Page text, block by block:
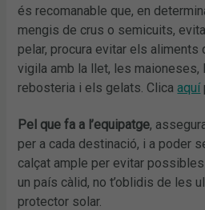
és recomanable que, en
mengis de crus o semicuits,
pelar, procura evitar els
vigila amb la llet, les maioneses,
rebosteria i els gelats. Clicaaquí
Pel que fa a l’equipatge,
per a cada destinació, i a poder
calçat ample per evitar
un país càlid, no t’oblidis de les
protector solar.